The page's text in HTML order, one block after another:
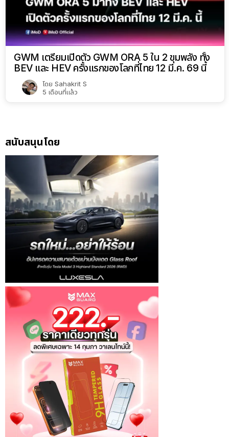
GWM เตรียมเปิดตัว GWM ORA 5 ใน 2 ขุมพลัง ทั้ง
BEV และ HEV ครั้งแรกของโลกที่ไทย 12 มี.ค. 69 นี้
โดย Sahakrit S
5 เดือนที่แล้ว
สนับสนุนโดย